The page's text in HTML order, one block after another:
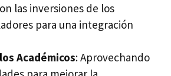
las inversiones de los
para una integración
Académicos: Aprovechando